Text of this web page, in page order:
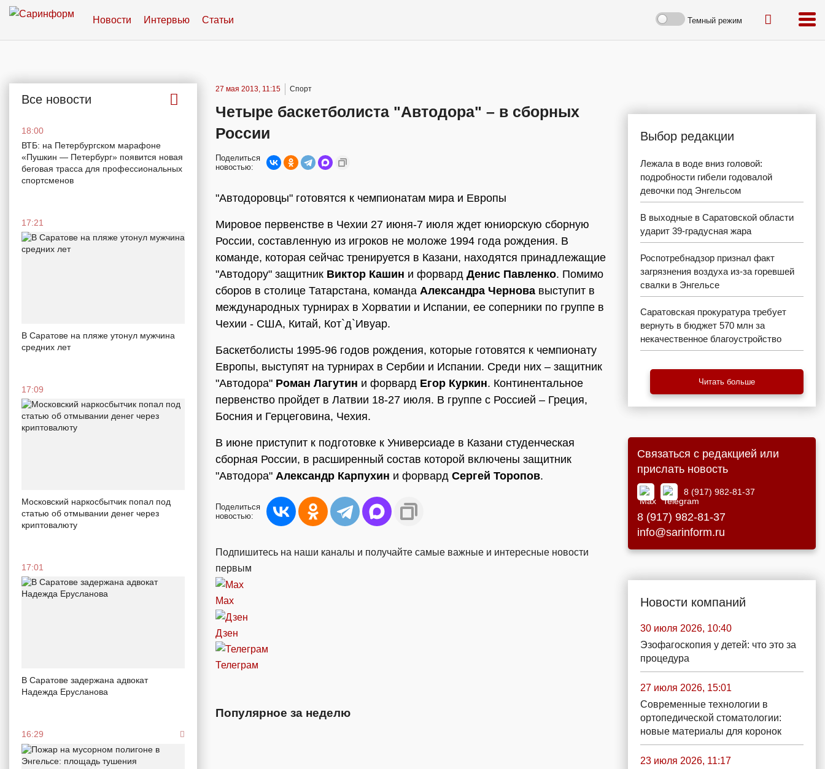
Новости Интервью Статьи Темный режим
Все новости
18:00
ВТБ: на Петербургском марафоне
«Пушкин — Петербург» появится новая
беговая трасса для профессиональных
спортсменов
17:21
В Саратове на пляже утонул мужчина
средних лет
17:09
Московский наркосбытчик попал под
статью об отмывании денег через
криптовалюту
17:01
В Саратове задержана адвокат
Надежда Ерусланова
16:29
27 мая 2013, 11:15 Спорт
Четыре баскетболиста "Автодора" – в сборных
России
Поделиться
новостью:
"Автодоровцы" готовятся к чемпионатам мира и Европы
Мировое первенстве в Чехии 27 июня-7 июля ждет юниорскую сборную
России, составленную из игроков не моложе 1994 года рождения. В
команде, которая сейчас тренируется в Казани, находятся принадлежащие
"Автодору" защитник Виктор Кашин и форвард Денис Павленко. Помимо
сборов в столице Татарстана, команда Александра Чернова выступит в
международных турнирах в Хорватии и Испании, ее соперники по группе в
Чехии - США, Китай, Кот`д`Ивуар.
Баскетболисты 1995-96 годов рождения, которые готовятся к чемпионату
Европы, выступят на турнирах в Сербии и Испании. Среди них – защитник
"Автодора" Роман Лагутин и форвард Егор Куркин. Континентальное
первенство пройдет в Латвии 18-27 июля. В группе с Россией – Греция,
Босния и Герцеговина, Чехия.
В июне приступит к подготовке к Универсиаде в Казани студенческая
сборная России, в расширенный состав которой включены защитник
"Автодора" Александр Карпухин и форвард Сергей Торопов.
Поделиться
новостью:
Подпишитесь на наши каналы и получайте самые важные и интересные новости
первым
Max
Дзен
Телеграм
Популярное за неделю
Выбор редакции
Лежала в воде вниз головой:
подробности гибели годовалой
девочки под Энгельсом
В выходные в Саратовской области
ударит 39-градусная жара
Роспотребнадзор признал факт
загрязнения воздуха из-за горевшей
свалки в Энгельсе
Саратовская прокуратура требует
вернуть в бюджет 570 млн за
некачественное благоустройство
Читать больше
Связаться с редакцией или
прислать новость
8 (917) 982-81-37
8 (917) 982-81-37
info@sarinform.ru
Новости компаний
30 июля 2026, 10:40
Эзофагоскопия у детей: что это за
процедура
27 июля 2026, 15:01
Современные технологии в
ортопедической стоматологии:
новые материалы для коронок
23 июля 2026, 11:17